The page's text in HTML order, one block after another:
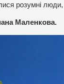
розумні люди,
Маленкова.